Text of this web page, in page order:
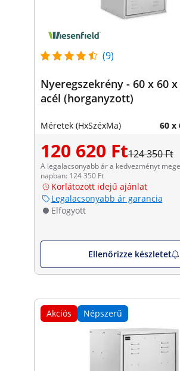
(9)
Nyeregszekrény - 60 x 60
acél (horganyzott)
Méretek (HxSzéxMa) 60 x
120 620 Ft124 350 Ft
A legalacsonyabb ár a kedvezményt
napban: 124 350 Ft
Korlátozott idejű ajánlat
Legalacsonyabb ár garancia
Elfogyott
Ellenőrizze készletet
Akciós Népszerű